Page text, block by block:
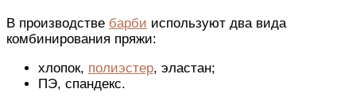
В производстве барби используют два вида
комбинирования пряжи:
хлопок, полиэстер, эластан;
ПЭ, спандекс.